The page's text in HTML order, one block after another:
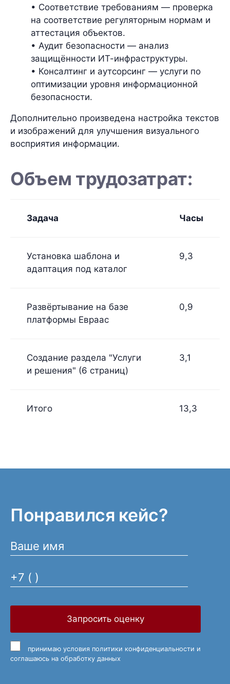
• Соответствие требованиям — проверка
на соответствие регуляторным нормам и
аттестация объектов.
• Аудит безопасности — анализ
защищённости ИТ-инфраструктуры.
• Консалтинг и аутсорсинг — услуги по
оптимизации уровня информационной
безопасности.
Дополнительно произведена настройка текстов
и изображений для улучшения визуального
восприятия информации.
Объем трудозатрат:
Задача Часы
Установка шаблона и
адаптация под каталог
9,3
Развёртывание на базе
платформы Евраас
0,9
Создание раздела "Услуги
и решения" (6 страниц)
3,1
Итого 13,3
Понравился кейс?
Запросить оценку
принимаю условия политики конфиденциальности и
соглашаюсь на обработку данных